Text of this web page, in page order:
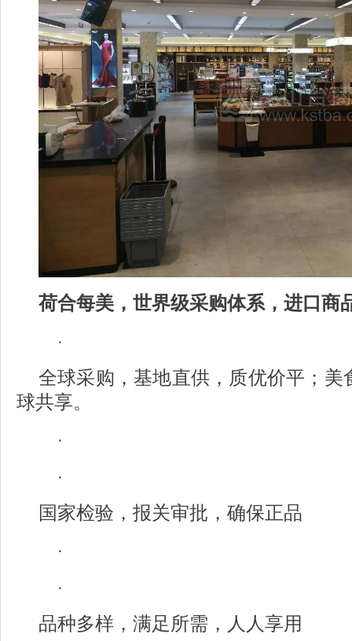
荷合每美，世界级采购体系，进口商
·
全球采购，基地直供，质优价平；
球共享。
·
·
国家检验，报关审批，确保正品
·
·
品种多样，满足所需，人人享用